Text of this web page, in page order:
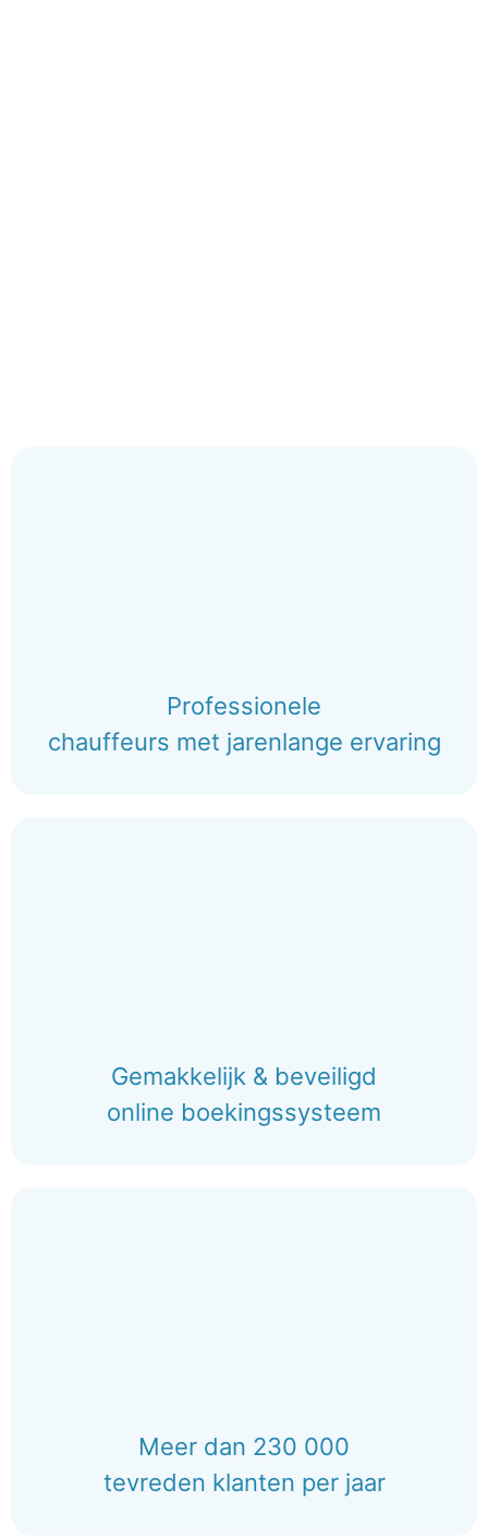
Professionele
chauffeurs met jarenlange ervaring
Gemakkelijk & beveiligd
online boekingssysteem
Meer dan 230 000
tevreden klanten per jaar